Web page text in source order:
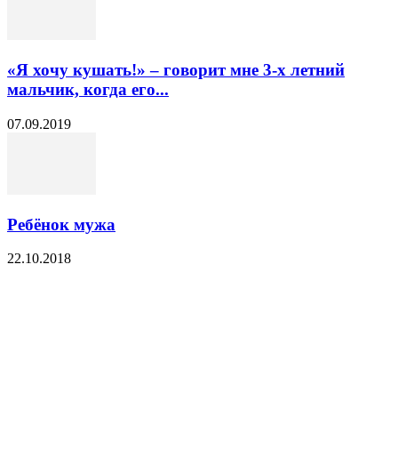
«Я хочу кушать!» – говорит мне 3-х летний
мальчик, когда его...
07.09.2019
Ребёнок мужа
22.10.2018